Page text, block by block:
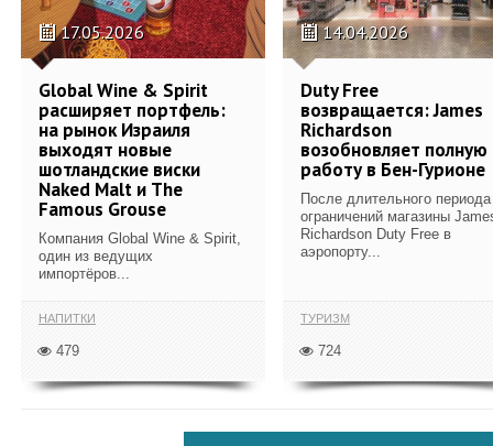
17.05.2026
Global Wine & Spirit
расширяет портфель:
на рынок Израиля
выходят новые
шотландские виски
Naked Malt и The
Famous Grouse
Компания Global Wine & Spirit,
один из ведущих
импортёров...
НАПИТКИ
479
14.04.2026
Duty Free
возвращается: James
Richardson
возобновляет полную
работу в Бен-Гурионе
После длительного периода
ограничений магазины
Richardson Duty Free в
аэропорту...
ТУРИЗМ
724